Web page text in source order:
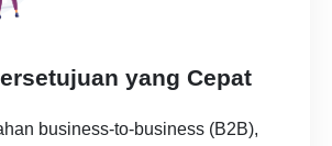
yang Cepat
business-to-business (B2B),